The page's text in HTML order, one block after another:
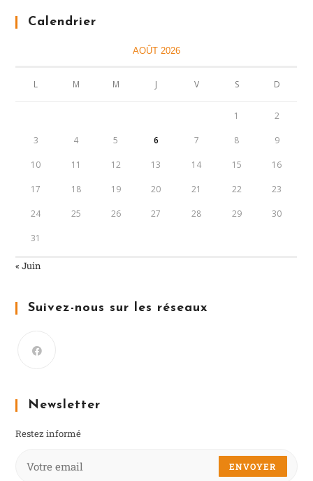
Calendrier
AOÛT 2026
L M M J V S D
1 2
3 4 5 6 7 8 9
10 11 12 13 14 15 16
17 18 19 20 21 22 23
24 25 26 27 28 29 30
31
« Juin
Suivez-nous sur les réseaux
Newsletter
Restez informé
ENVOYER